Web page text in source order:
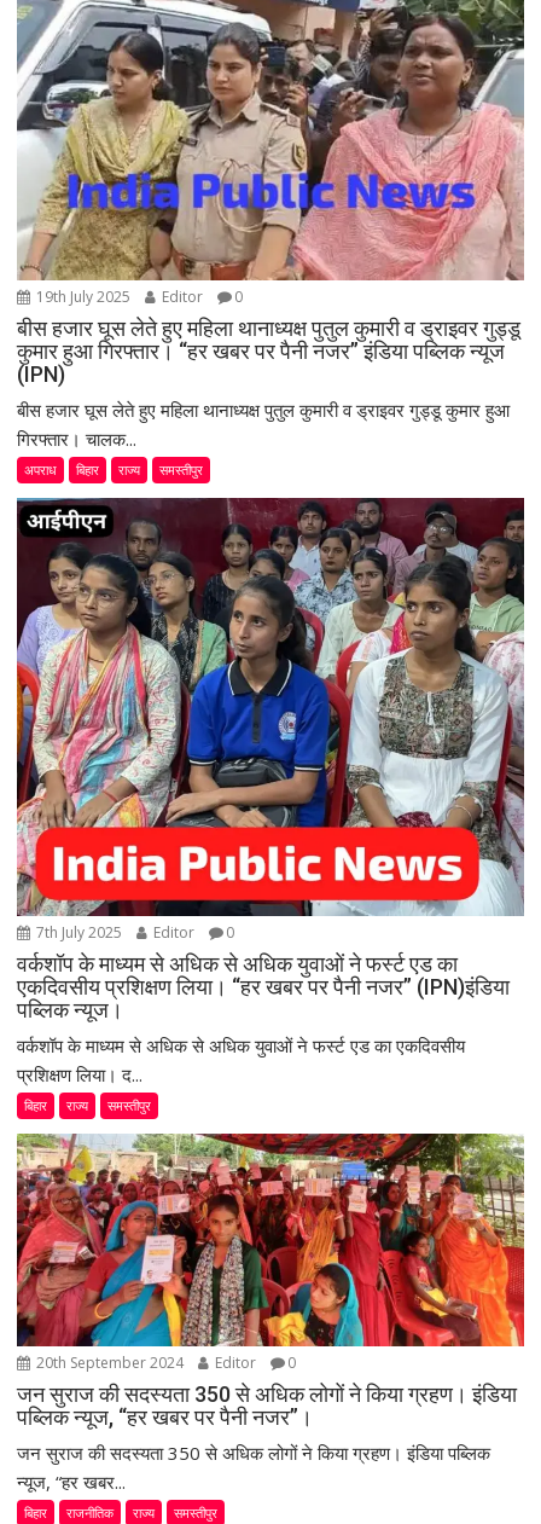
t
i
o
n
19th July 2025 Editor 0
बीस हजार घूस लेते हुए महिला थानाध्यक्ष पुतुल कुमारी व ड्राइवर गुड्डू
कुमार हुआ गिरफ्तार। “हर खबर पर पैनी नजर” इंडिया पब्लिक न्यूज
(IPN)
बीस हजार घूस लेते हुए महिला थानाध्यक्ष पुतुल कुमारी व ड्राइवर गुड्डू कुमार हुआ
गिरफ्तार। चालक...
अपराध बिहार राज्य समस्तीपुर
7th July 2025 Editor 0
वर्कशॉप के माध्यम से अधिक से अधिक युवाओं ने फर्स्ट एड का
एकदिवसीय प्रशिक्षण लिया। “हर खबर पर पैनी नजर” (IPN)इंडिया
पब्लिक न्यूज।
वर्कशॉप के माध्यम से अधिक से अधिक युवाओं ने फर्स्ट एड का एकदिवसीय
प्रशिक्षण लिया। द...
बिहार राज्य समस्तीपुर
20th September 2024 Editor 0
जन सुराज की सदस्यता 350 से अधिक लोगों ने किया ग्रहण। इंडिया
पब्लिक न्यूज, “हर खबर पर पैनी नजर”।
जन सुराज की सदस्यता 350 से अधिक लोगों ने किया ग्रहण। इंडिया पब्लिक
न्यूज, “हर खबर...
बिहार राजनीतिक राज्य समस्तीपुर